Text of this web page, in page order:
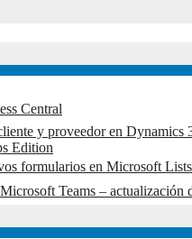
Central
y proveedor en Dynamics
Edition
formularios en Microsoft Lists
Teams – actualización